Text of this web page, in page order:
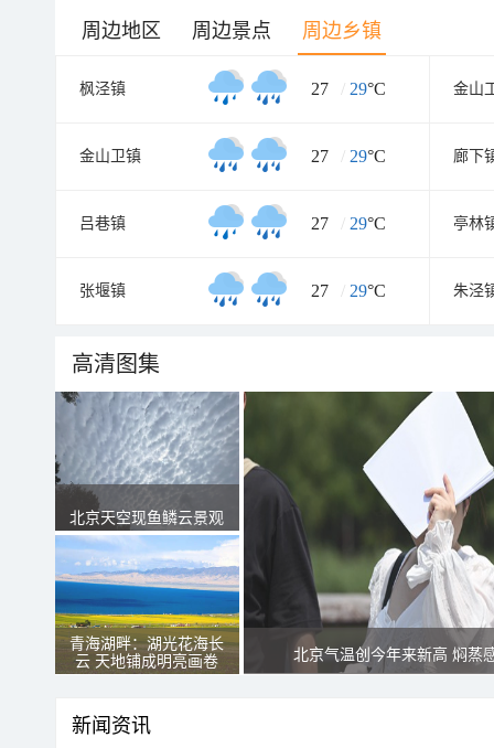
周边地区 周边景点 周边乡镇
枫泾镇 27 / 29°C 金山
金山卫镇 27 / 29°C 廊下
吕巷镇 27 / 29°C 亭林
张堰镇 27 / 29°C 朱泾
高清图集
北京天空现鱼鳞云景观
青海湖畔：湖光花海长
云 天地铺成明亮画卷
北京气温创今年来新高 焖蒸
新闻资讯